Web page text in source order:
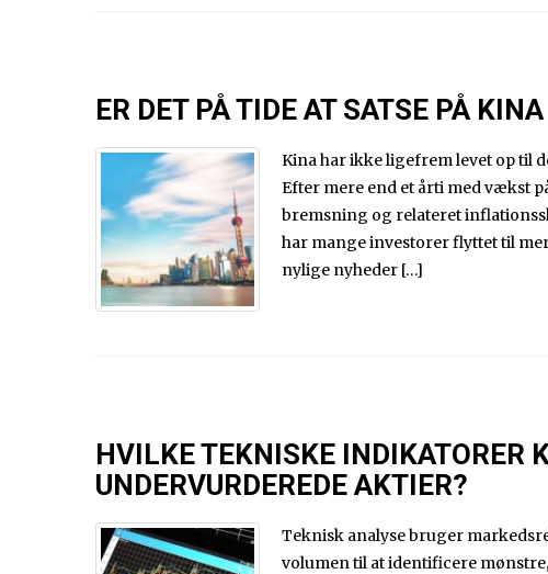
ER DET PÅ TIDE AT SATSE PÅ
Kina har ikke ligefrem levet op til
Efter mere end et årti med vækst
bremsning og relateret
har mange investorer flyttet til
nylige nyheder […]
HVILKE TEKNISKE INDIKATORER
UNDERVURDEREDE AKTIER?
Teknisk analyse bruger
volumen til at identificere